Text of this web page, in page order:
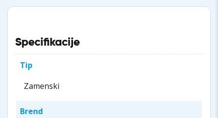
Specifikacije
Tip
Zamenski
Brend